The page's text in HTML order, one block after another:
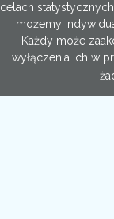
celach
możemy
Każdy może
wyłączenia ich w